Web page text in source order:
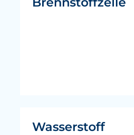
Wasserstoff